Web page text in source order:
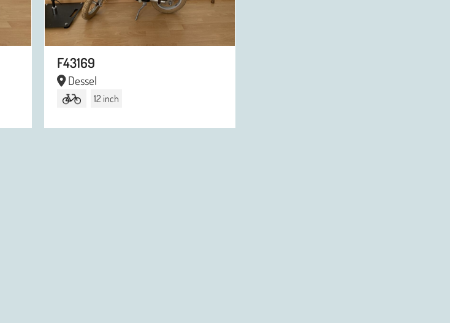
F43169
Dessel
12 inch